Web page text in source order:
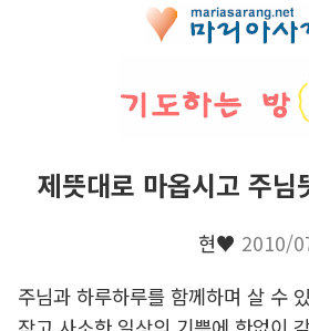
제뜻대로 마옵시고 주님
현♥ 2010/
주님과 하루하루를 함께하며 살 수